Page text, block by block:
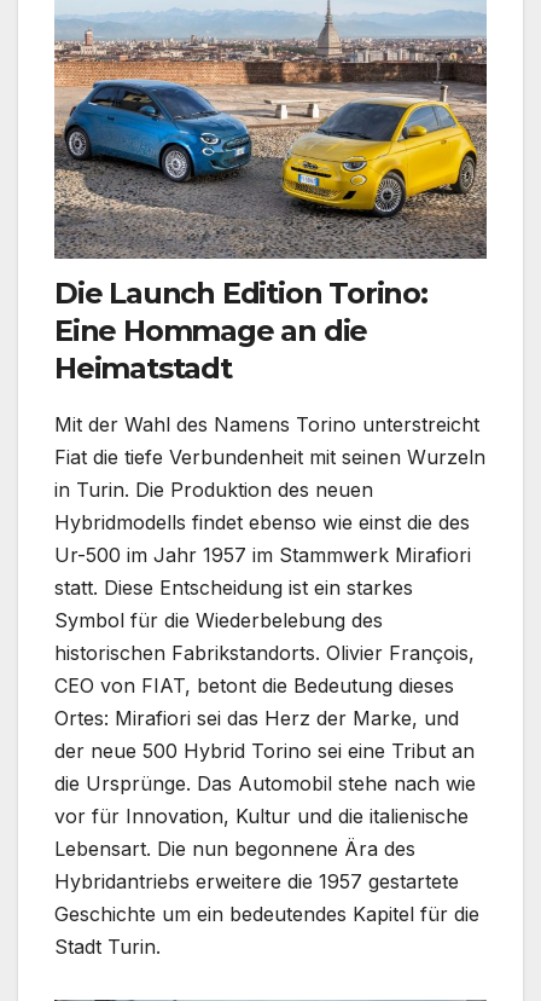
Die Launch Edition Torino:
Eine Hommage an die
Heimatstadt
Mit der Wahl des Namens Torino unterstreicht
Fiat die tiefe Verbundenheit mit seinen Wurzeln
in Turin. Die Produktion des neuen
Hybridmodells findet ebenso wie einst die des
Ur-500 im Jahr 1957 im Stammwerk Mirafiori
statt. Diese Entscheidung ist ein starkes
Symbol für die Wiederbelebung des
historischen Fabrikstandorts. Olivier François,
CEO von FIAT, betont die Bedeutung dieses
Ortes: Mirafiori sei das Herz der Marke, und
der neue 500 Hybrid Torino sei eine Tribut an
die Ursprünge. Das Automobil stehe nach wie
vor für Innovation, Kultur und die italienische
Lebensart. Die nun begonnene Ära des
Hybridantriebs erweitere die 1957 gestartete
Geschichte um ein bedeutendes Kapitel für die
Stadt Turin.